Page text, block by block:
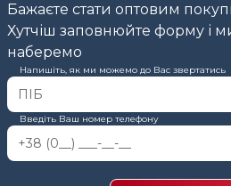
Бажаєте стати оптовим
Хутчіш заповнюйте форму і
наберемо
Напишіть, як ми можемо до Вас звертатись
Введіть Ваш номер телефону